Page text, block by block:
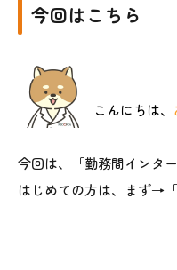
今回はこちら
こんにちは、
今回は、「勤務間インタ
はじめての方は、まず→「